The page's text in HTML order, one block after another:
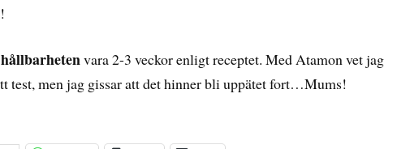
vara 2-3 veckor enligt receptet. Med Atamon vet jag
test, men jag gissar att det hinner bli uppätet fort…Mums!